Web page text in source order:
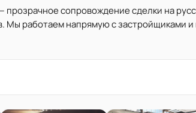
сопровождение сделки на
Мы работаем напрямую с застройщиками